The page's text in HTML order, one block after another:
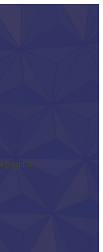
página.